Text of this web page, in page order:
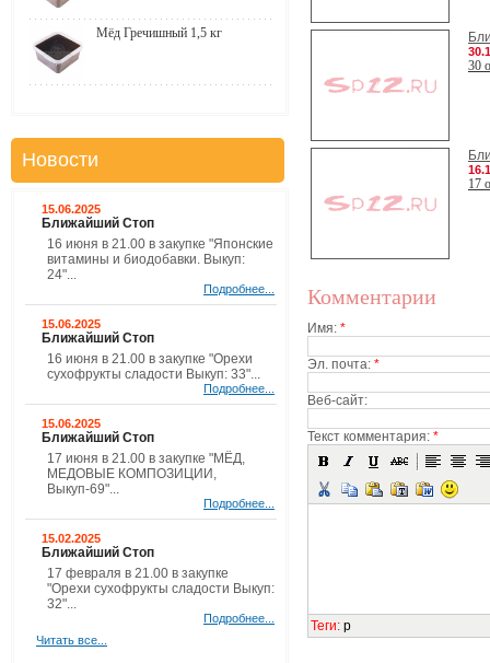
30
17
Комментарии
Имя: *
Эл. почта: *
Веб-сайт:
Текст комментария: *
Теги: p
Мёд Гречишный 1,5 кг
Новости
15.06.2025
Ближайший Стоп
16 июня в 21.00 в закупке "Японские
витамины и биодобавки. Выкуп:
24"...
Подробнее...
15.06.2025
Ближайший Стоп
16 июня в 21.00 в закупке "Орехи
сухофрукты сладости Выкуп: 33"...
Подробнее...
15.06.2025
Ближайший Стоп
17 июня в 21.00 в закупке "МЁД,
МЕДОВЫЕ КОМПОЗИЦИИ,
Выкуп-69"...
Подробнее...
15.02.2025
Ближайший Стоп
17 февраля в 21.00 в закупке
"Орехи сухофрукты сладости Выкуп:
32"...
Подробнее...
Читать все...